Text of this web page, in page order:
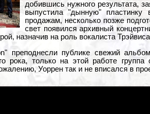
добившись нужного результата,
выпустила "дынную"
продажам, несколько позже
свет появился архивный
назначив на роль вокалиста
преподнесли публике свежий
рока, только на этой работе
Уоррен так и не вписался в